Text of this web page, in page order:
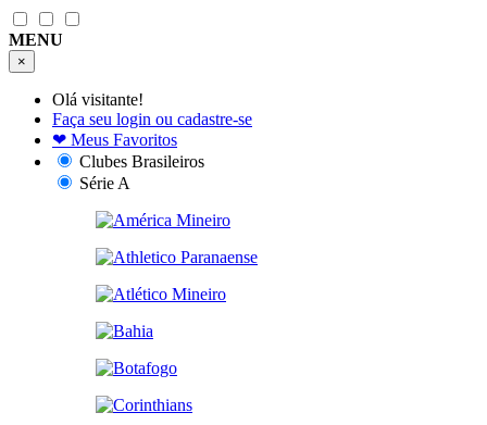
MENU
×
Olá visitante!
Faça seu login ou cadastre-se
❤ Meus Favoritos
Clubes Brasileiros
Série A